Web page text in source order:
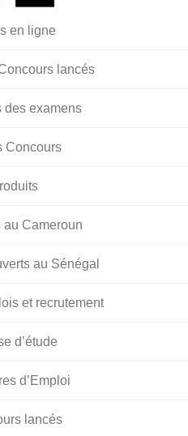
en ligne
lancés
des examens
Concours
au Cameroun
au Sénégal
et recrutement
d’étude
d’Emploi
lancés